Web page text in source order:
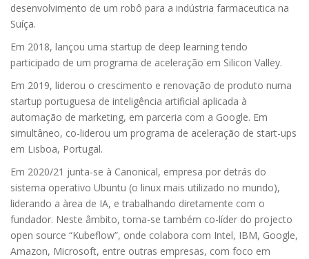
desenvolvimento de um robô para a indústria farmaceutica na
Suíça.
Em 2018, lançou uma startup de deep learning tendo
participado de um programa de aceleração em Silicon Valley.
Em 2019, liderou o crescimento e renovação de produto numa
startup portuguesa de inteligência artificial aplicada à
automação de marketing, em parceria com a Google. Em
simultâneo, co-liderou um programa de aceleração de start-ups
em Lisboa, Portugal.
Em 2020/21 junta-se à Canonical, empresa por detrás do
sistema operativo Ubuntu (o linux mais utilizado no mundo),
liderando a àrea de IA, e trabalhando diretamente com o
fundador. Neste âmbito, torna-se também co-líder do projecto
open source “Kubeflow”, onde colabora com Intel, IBM, Google,
Amazon, Microsoft, entre outras empresas, com foco em